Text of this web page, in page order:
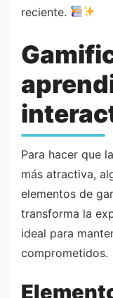
reciente.
Para hacer que
más atractiva,
elementos de
transforma la
ideal para
comprometidos.